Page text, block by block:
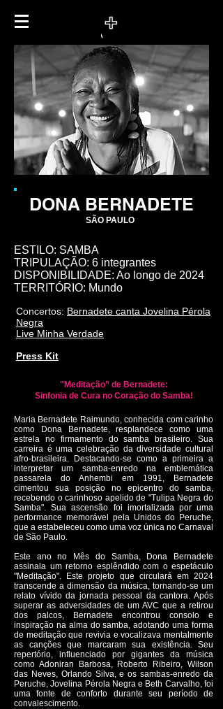
DONA BERNADETE
SÃO PAULO
ESTILO: SAMBA
TRIPULAÇÃO: 6 integrantes
DISPONIBILIDADE: Ao longo de 2024
TERRITÓRIO: Mundo
Concertos: Bernadete canta Jovelina Pérola
Negra
Live Minha Verdade
Press Kit
"Meditação” de Bernadete:
Sinfonia de Cura no Coração do Samba!
Maria Bernadete Raimundo, conhecida com carinho
como Dona Bernadete, resplandece como uma
estrela no firmamento do samba brasileiro. Sua
carreira é uma celebração da diversidade cultural
afro-brasileira. Destacando-se como a primeira a
interpretar um samba-enredo na emblemática
passarela do Anhembi em 1991, Bernadete
cimentou sua posição no epicentro do samba,
recebendo o carinhoso apelido de "Tulipa Negra do
Samba". Sua ascensão foi imortalizada por uma
performance memorável pela Unidos do Peruche,
que a estabeleceu como uma voz única no Carnaval
de São Paulo.
Este ano no Mês do Samba, Dona Bernadete
assinala um retorno esplêndido com o espetáculo
"Meditação". Este projeto que circulará em 2024
transcende a dimensão da música, tornando-se um
relato vívido da jornada pessoal da cantora. Após
superar as adversidades de um AVC que a retirou
dos palcos, Bernadete encontrou consolo e
inspiração na alma do samba, adotando uma forma
de meditação que revivia e vocalizava mentalmente
as canções que marcaram sua existência. Seu
repertório, influenciado por gigantes da música
como Adoniran Barbosa, Roberto Ribeiro, Wilson
das Neves, Orlando Silva, e os sambas-enredo da
Peruche, Jovelina Pérola Negra e Beth Carvalho, foi
uma fonte de conforto durante seu período de
convalescimento.